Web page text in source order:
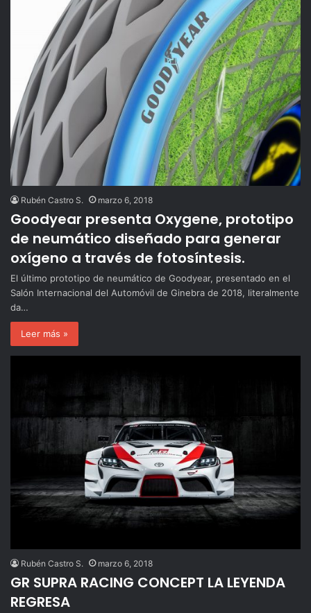
Rubén Castro S. marzo 6, 2018
Goodyear presenta Oxygene, prototipo
de neumático diseñado para generar
oxígeno a través de fotosíntesis.
El último prototipo de neumático de Goodyear, presentado en el
Salón Internacional del Automóvil de Ginebra de 2018, literalmente
da…
Leer más »
Rubén Castro S. marzo 6, 2018
GR SUPRA RACING CONCEPT LA LEYENDA
REGRESA